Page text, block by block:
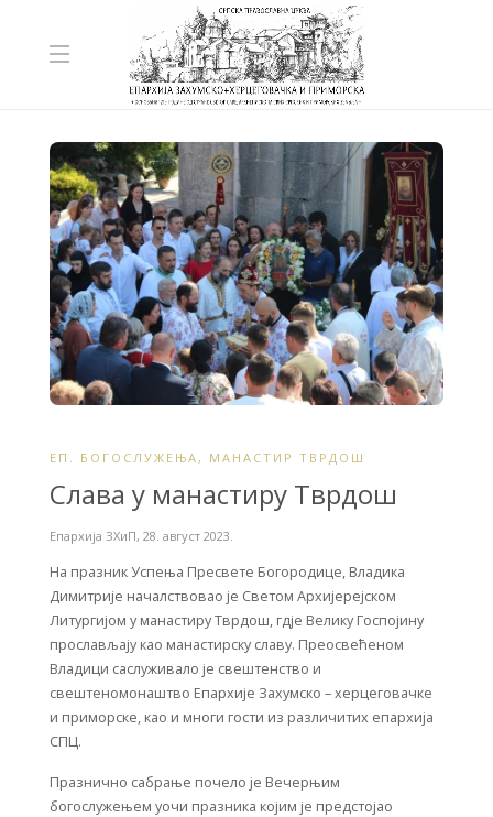
ЕП. БОГОСЛУЖЕЊА , МАНАСТИР ТВРДОШ
Слава у манастиру Тврдош
Епархија ЗХиП, 28. август 2023.
На празник Успења Пресвете Богородице, Владика
Димитрије началствовао је Светом Архијерејском
Литургијом у манастиру Тврдош, гдје Велику Госпојину
прослављају као манастирску славу. Преосвећеном
Владици саслуживало је свештенство и
свештеномонаштво Епархије Захумско – херцеговачке
и приморске, као и многи гости из различитих епархија
СПЦ.
Празнично сабрање почело је Вечерњим
богослужењем уочи празника којим је предстојао